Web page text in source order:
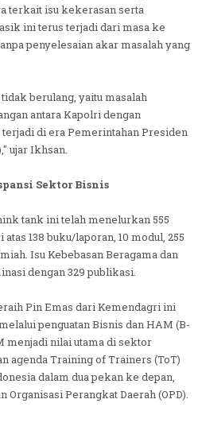
terkait isu kekerasan serta
ini terus terjadi dari masa ke
penyelesaian akar masalah yang
berulang, yaitu masalah
antara Kapolri dengan
di era Pemerintahan Presiden
ujar Ikhsan.
Sektor Bisnis
tank ini telah menelurkan 555
138 buku/laporan, 10 modul, 255
Isu Kebebasan Beragama dan
dengan 329 publikasi.
Pin Emas dari Kemendagri ini
penguatan Bisnis dan HAM (B-
menjadi nilai utama di sektor
agenda Training of Trainers (ToT)
dalam dua pekan ke depan,
Perangkat Daerah (OPD).